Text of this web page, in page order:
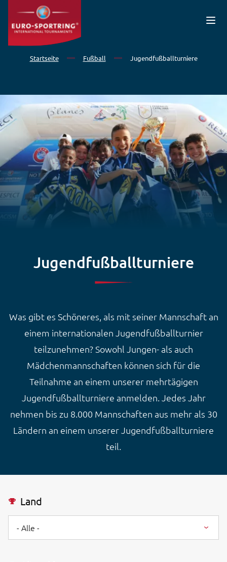
Direkt zum Inhalt
Startseite Fußball Jugendfußballturniere
Jugendfußballturniere
Was gibt es Schöneres, als mit seiner Mannschaft an
einem internationalen Jugendfußballturnier
teilzunehmen? Sowohl Jungen- als auch
Mädchenmannschaften können sich für die
Teilnahme an einem unserer mehrtägigen
Jugendfußballturniere anmelden. Jedes Jahr
nehmen bis zu 8.000 Mannschaften aus mehr als 30
Ländern an einem unserer Jugendfußballturniere
teil.
Land
- Alle -